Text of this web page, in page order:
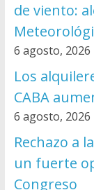
de viento:
6 agosto, 2026
Los
CABA
6 agosto, 2026
Rechazo a
un fuerte
Congreso